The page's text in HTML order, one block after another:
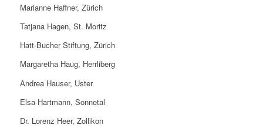
Marianne Haffner, Zürich
Tatjana Hagen, St. Moritz
Hatt-Bucher Stiftung, Zürich
Margaretha Haug, Herrliberg
Andrea Hauser, Uster
Elsa Hartmann, Sonnetal
Dr. Lorenz Heer, Zollikon